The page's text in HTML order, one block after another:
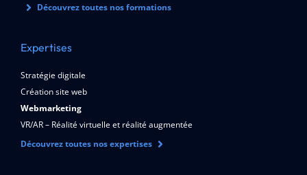
Découvrez toutes nos formations
Expertises
Stratégie digitale
Création site web
Webmarketing
VR/AR – Réalité virtuelle et réalité augmentée
Découvrez toutes nos expertises